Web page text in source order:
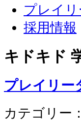
プレイ
採用情報
キドキド
プレイリー
カテゴリー：